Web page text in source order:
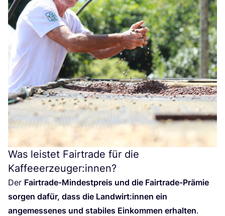
Was leistet Fairtrade für die
Kaffeeerzeuger:innen?
Der Fair­trade-Min­dest­preis und die Fair­trade-Prä­mie
sor­gen dafür, dass die Landwirt:innen ein
ange­mes­se­nes und sta­bi­les Ein­kom­men erhal­ten.